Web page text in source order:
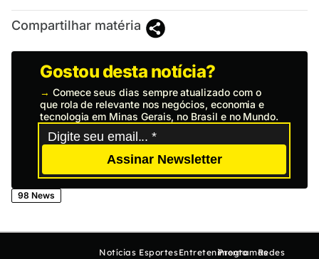
Compartilhar matéria
Gostou desta notícia?
→ Comece seus dias sempre atualizado com o
que rola de relevante nos negócios, economia e
tecnologia em Minas Gerais, no Brasil e no Mundo.
Assinar Newsletter
98 News
Notícias EsportesEntretenimento
ProgramasRedes